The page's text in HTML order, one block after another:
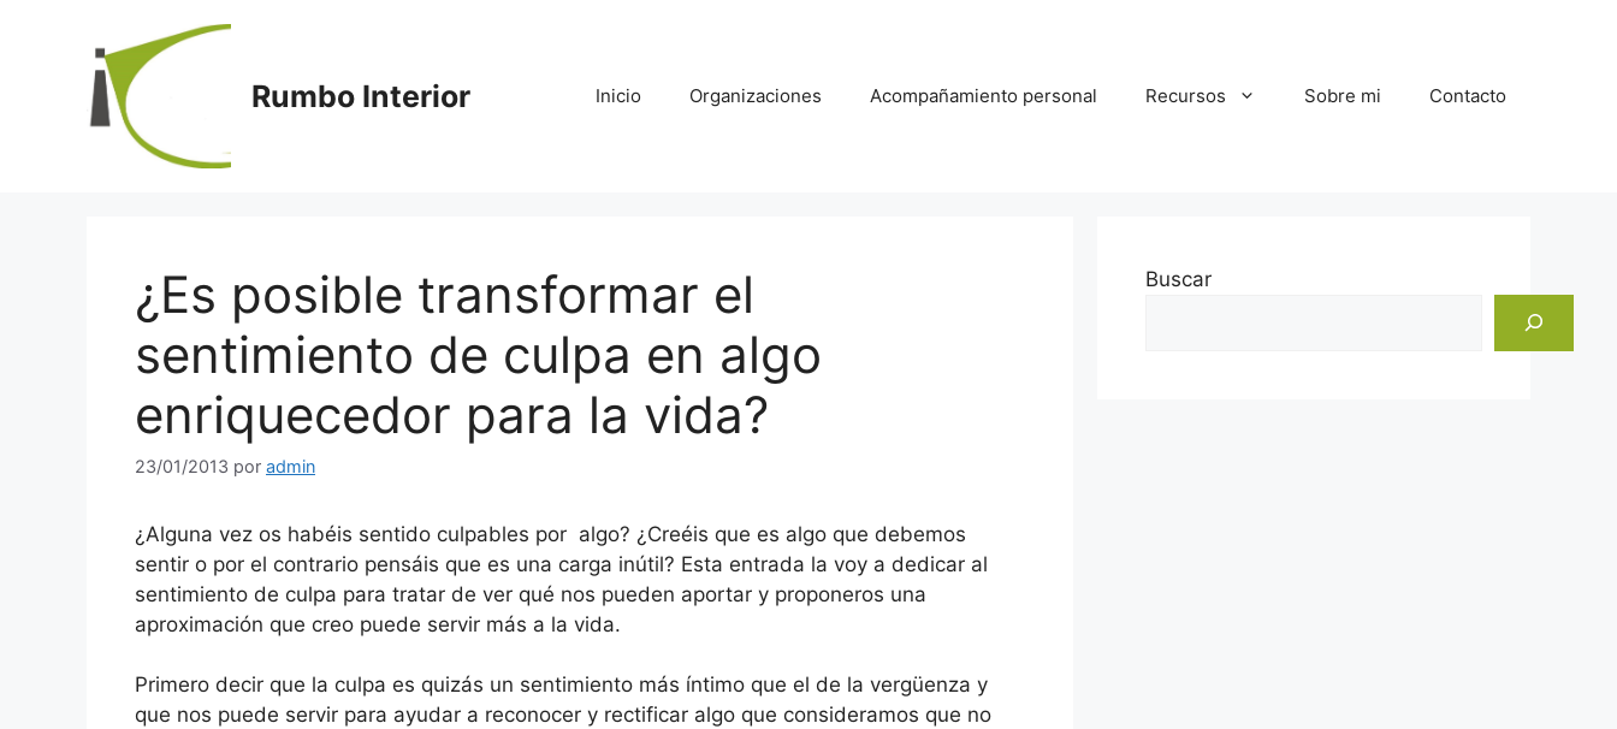
contenido
Rumbo Interior Inicio Organizaciones Acompañamiento personal Recursos Sobre mi Contacto
¿Es posible transformar el
sentimiento de culpa en algo
enriquecedor para la vida?
23/01/2013 por admin
¿Alguna vez os habéis sentido culpables por algo? ¿Creéis que es algo que debemos
sentir o por el contrario pensáis que es una carga inútil? Esta entrada la voy a dedicar al
sentimiento de culpa para tratar de ver qué nos pueden aportar y proponeros una
aproximación que creo puede servir más a la vida.
Primero decir que la culpa es quizás un sentimiento más íntimo que el de la vergüenza y
que nos puede servir para ayudar a reconocer y rectificar algo que consideramos que no
Buscar